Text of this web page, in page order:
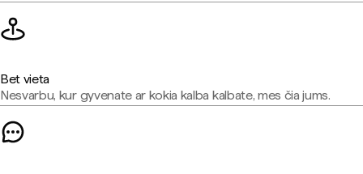
Bet vieta
Nesvarbu, kur gyvenate ar kokia kalba kalbate, mes čia jums.